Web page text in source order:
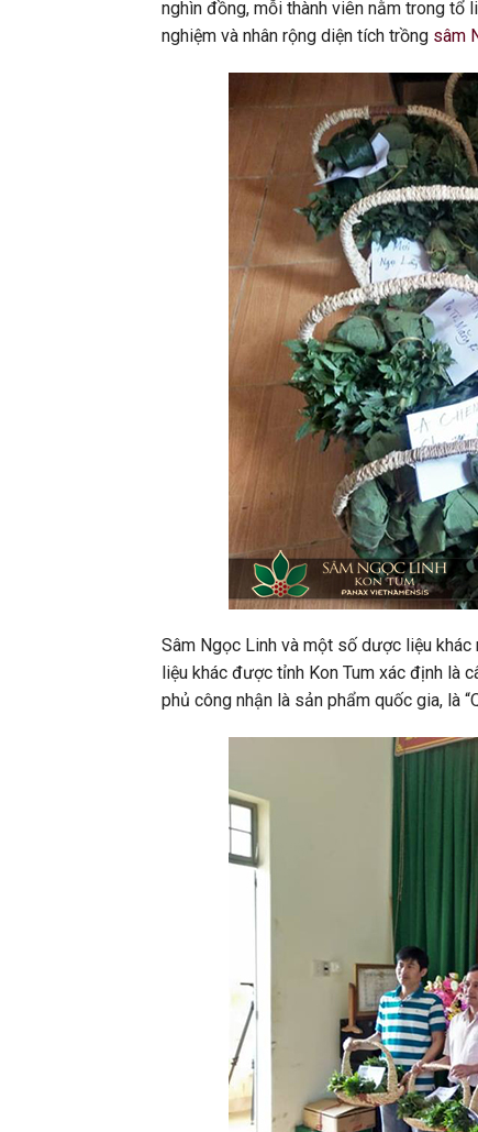
nghìn đồng, mỗi thành viên nằm trong
nghiệm và nhân rộng diện tích trồng sâm
Sâm Ngọc Linh và một số dược liệu
liệu khác được tỉnh Kon Tum xác định là
phủ công nhận là sản phẩm quốc gia, là